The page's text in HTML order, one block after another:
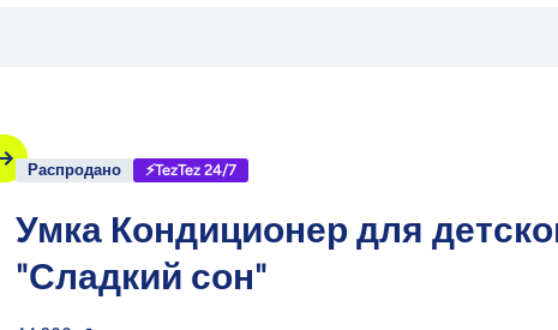
Распродано ⚡TezTez 24/7
Умка Кондиционер для
"Сладкий сон"